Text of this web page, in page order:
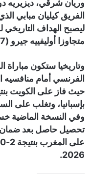
وريان شرقي، ديزيريه
الفريق كيليان مبابي
متجاوزا أوليفييه جيرو (57 هدفا).
وتاريخيا ستكون مباراة
الفرنسي أمام
وفي النسخة الماضية
تحصيل حاصل بعد ضمان
2026.